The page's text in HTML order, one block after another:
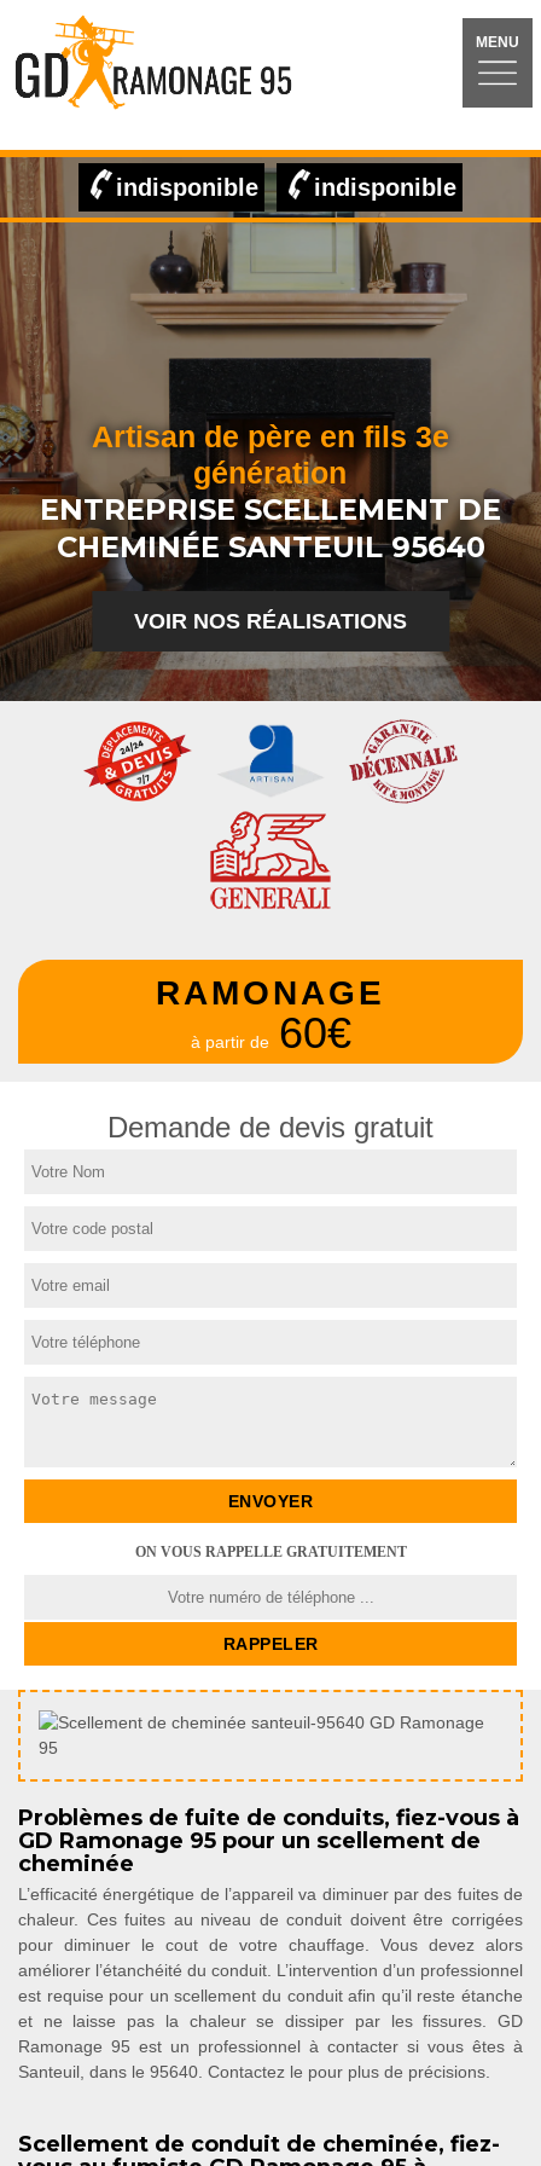
MENU
indisponible indisponible
Artisan de père en fils 3e
génération
ENTREPRISE SCELLEMENT DE
CHEMINÉE SANTEUIL 95640
VOIR NOS RÉALISATIONS
RAMONAGE
à partir de 60€
Demande de devis gratuit
ON VOUS RAPPELLE GRATUITEMENT
Problèmes de fuite de conduits, fiez-vous à
GD Ramonage 95 pour un scellement de
cheminée
L’efficacité énergétique de l’appareil va diminuer par des fuites de
chaleur. Ces fuites au niveau de conduit doivent être corrigées
pour diminuer le cout de votre chauffage. Vous devez alors
améliorer l’étanchéité du conduit. L’intervention d’un professionnel
est requise pour un scellement du conduit afin qu’il reste étanche
et ne laisse pas la chaleur se dissiper par les fissures. GD
Ramonage 95 est un professionnel à contacter si vous êtes à
Santeuil, dans le 95640. Contactez le pour plus de précisions.
Scellement de conduit de cheminée, fiez-